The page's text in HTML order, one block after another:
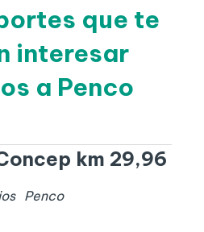
que te
interesar
a Penco
km 29,96
Penco